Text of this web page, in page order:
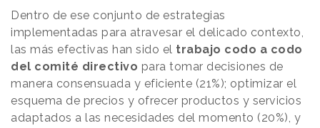
Dentro de ese conjunto de estrategias
implementadas para atravesar el delicado contexto,
las más efectivas han sido el trabajo codo a codo
del comité directivo para tomar decisiones de
manera consensuada y eficiente (21%); optimizar el
esquema de precios y ofrecer productos y servicios
adaptados a las necesidades del momento (20%), y